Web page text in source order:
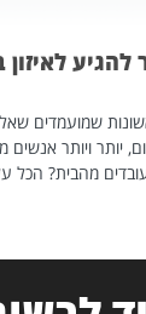
לאיזון
שמועמדים שאלו
יותר ויותר אנשים
מהבית? הכל על